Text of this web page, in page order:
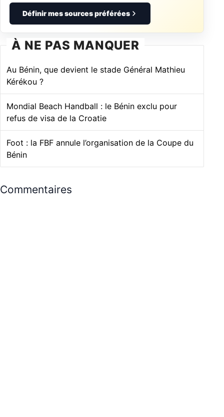
Définir mes sources préférées
À NE PAS MANQUER
Au Bénin, que devient le stade Général Mathieu
Kérékou ?
Mondial Beach Handball : le Bénin exclu pour
refus de visa de la Croatie
Foot : la FBF annule l’organisation de la Coupe du
Bénin
Commentaires